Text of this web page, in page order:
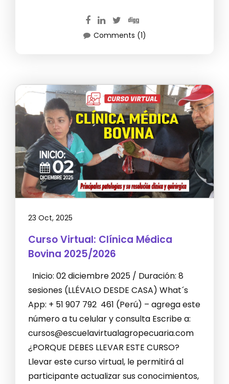
Comments (1)
23 Oct, 2025
Curso Virtual: Clínica Médica
Bovina 2025/2026
Inicio: 02 diciembre 2025 / Duración: 8
sesiones (LLÉVALO DESDE CASA) What´s
App: + 51 907 792 461 (Perú) – agrega este
número a tu celular y consulta Escribe a:
cursos@escuelavirtualagropecuaria.com
¿PORQUE DEBES LLEVAR ESTE CURSO?
Llevar este curso virtual, le permitirá al
participante actualizar sus conocimientos,